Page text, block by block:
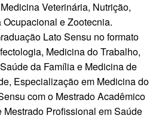
Veterinária, Nutrição,
e Zootecnia.
Lato Sensu no formato
Medicina do Trabalho,
da Família e Medicina de
Especialização em Medicina do
com o Mestrado Acadêmico
Profissional em Saúde